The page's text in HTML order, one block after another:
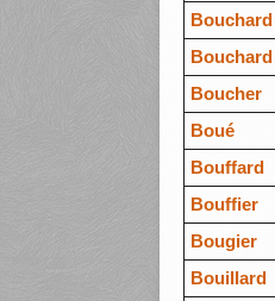
Bouchard
Bouchard
Boucher
Boué
Bouffard
Bouffier
Bougier
Bouillard